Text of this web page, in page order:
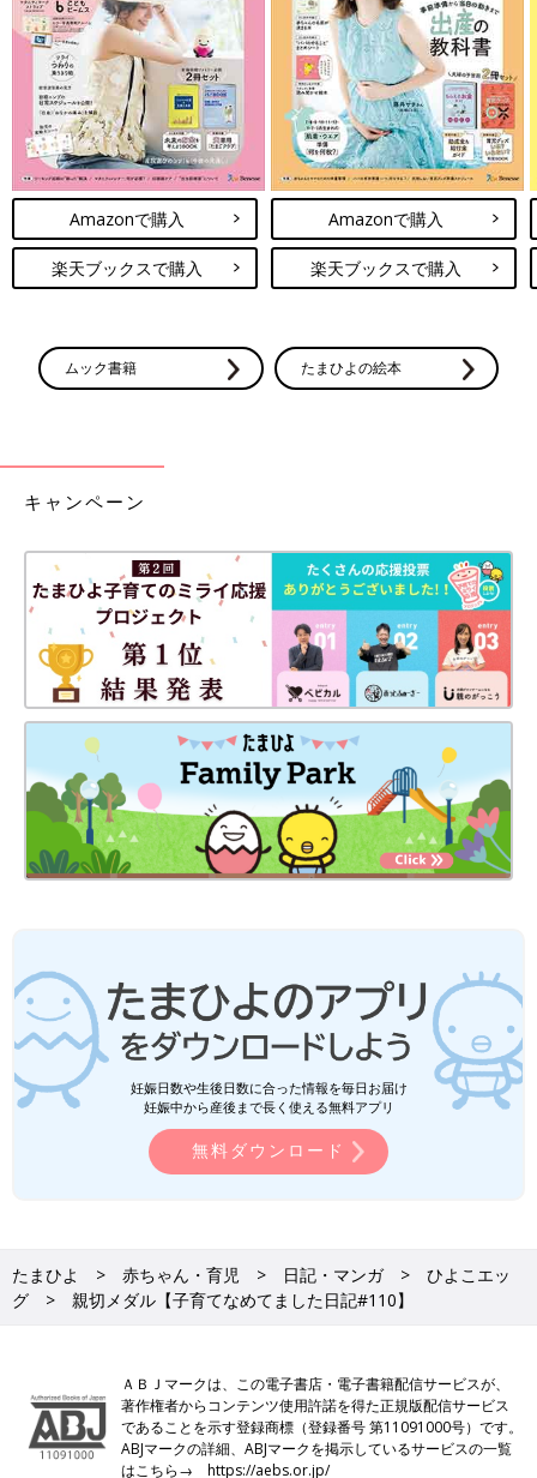
Amazonで購入
楽天ブックスで購入
Amazonで購入
楽天ブックスで購入
ムック書籍 たまひよの絵本
キャンペーン
妊娠日数や生後日数に合った情報を毎日お届け
妊娠中から産後まで長く使える無料アプリ
無料ダウンロード
たまひよ 赤ちゃん・育児 日記・マンガ
ひよこエッ
グ
親切メダル【子育てなめてました日記#110】
ＡＢＪマークは、この電子書店・電子書籍配信サービスが、
著作権者からコンテンツ使用許諾を得た正規版配信サービス
であることを示す登録商標（登録番号 第11091000号）です。
ABJマークの詳細、ABJマークを掲示しているサービスの一覧
はこちら→https://aebs.or.jp/